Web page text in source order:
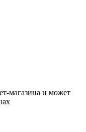
магазина и может